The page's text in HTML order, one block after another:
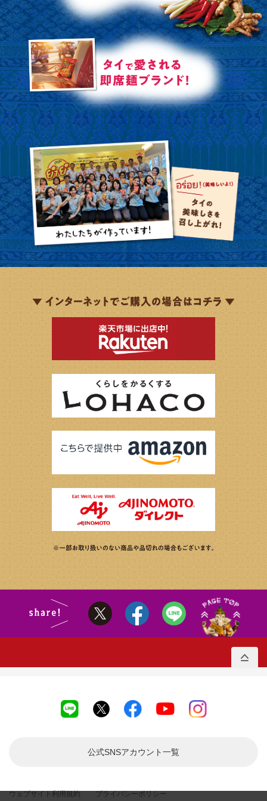
ウェブサイト利用規約 プライバシーポリシー
公式SNSアカウント一覧